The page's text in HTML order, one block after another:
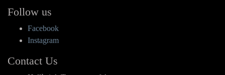
Follow us
Facebook
Instagram
Contact Us